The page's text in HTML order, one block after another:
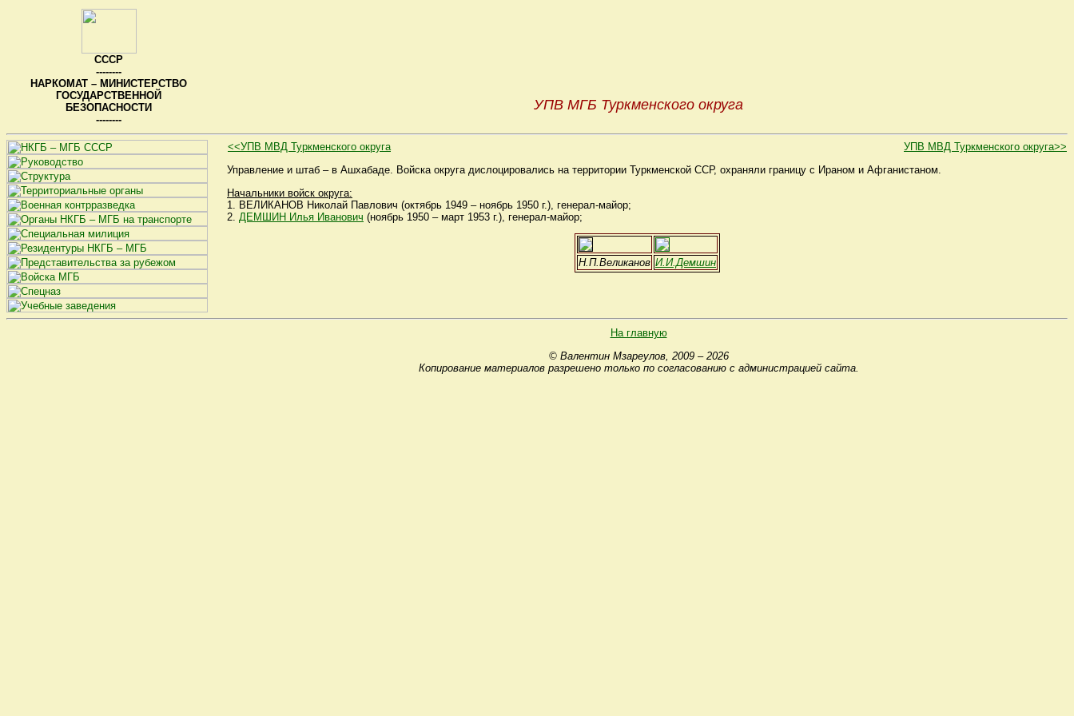
СССР
--------
НАРКОМАТ – МИНИСТЕРСТВО
ГОСУДАРСТВЕННОЙ
БЕЗОПАСНОСТИ
--------
УПВ МГБ Туркменского округа
<<УПВ МВД Туркменского округа
УПВ МВД Туркменского округа>>
Управление и штаб – в Ашхабаде. Войска округа дислоцировались на территории Туркменской ССР, охраняли границу с Ираном и Афганистаном.
Начальники войск округа:
1. ВЕЛИКАНОВ Николай Павлович (октябрь 1949 – ноябрь 1950 г.), генерал-майор;
2. ДЕМШИН Илья Иванович (ноябрь 1950 – март 1953 г.), генерал-майор;
Н.П.Великанов И.И.Демшин
На главную
© Валентин Мзареулов, 2009 – 2026
Копирование материалов разрешено только по согласованию с администрацией сайта.